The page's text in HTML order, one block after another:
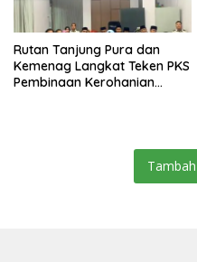
Rutan Tanjung Pura dan
Kemenag Langkat Teken PKS
Pembinaan Kerohanian